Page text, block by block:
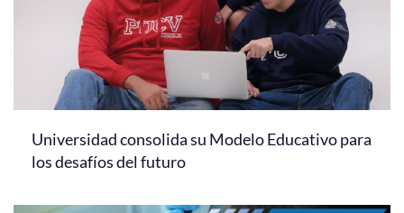
Universidad consolida su Modelo Educativo para
los desafíos del futuro